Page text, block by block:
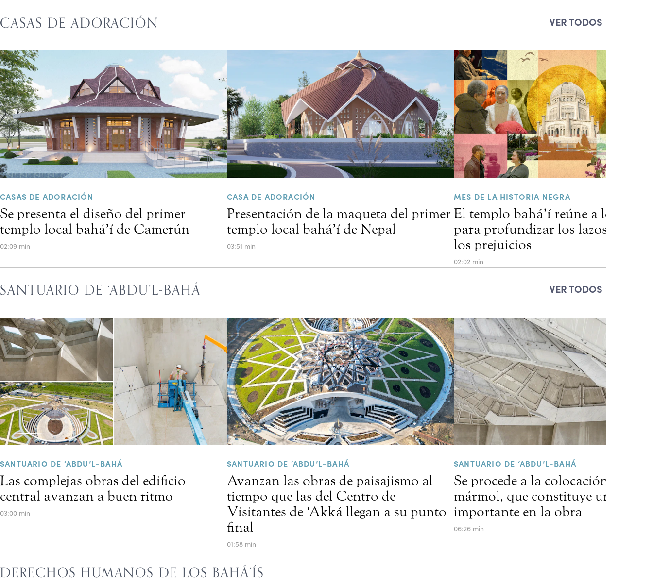
CASAS DE ADORACIÓN VER TODOS
CASAS DE ADORACIÓN
Se presenta el diseño del primer
templo local bahá’í de Camerún
02:09 min
CASA DE ADORACIÓN
Presentación de la maqueta del primer
templo local bahá’í de Nepal
03:51 min
MES DE LA HISTORIA NEGRA
El templo bahá’í reúne a los
para profundizar los lazos que
los prejuicios
02:02 min
SANTUARIO DE ‘ABDU’L-BAHÁ VER TODOS
SANTUARIO DE ‘ABDU’L-BAHÁ
Las complejas obras del edificio
central avanzan a buen ritmo
03:00 min
SANTUARIO DE ‘ABDU’L-BAHÁ
Avanzan las obras de paisajismo al
tiempo que las del Centro de
Visitantes de ‘Akká llegan a su punto
final
01:58 min
SANTUARIO DE ‘ABDU’L-BAHÁ
Se procede a la colocación del
mármol, que constituye un hito
importante en la obra
06:26 min
DERECHOS HUMANOS DE LOS BAHÁ’ÍS